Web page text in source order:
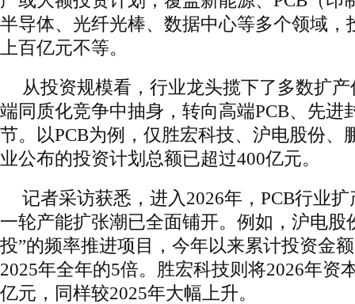
半导体、光纤光棒、数据中心等多个领域，
上百亿元不等。
从投资规模看，行业龙头揽下了多数扩
端同质化竞争中抽身，转向高端PCB、先进
节。以PCB为例，仅胜宏科技、沪电股份、
业公布的投资计划总额已超过400亿元。
记者采访获悉，进入2026年，PCB行业
一轮产能扩张潮已全面铺开。例如，沪电股
投”的频率推进项目，今年以来累计投资金
2025年全年的5倍。胜宏科技则将2026年资
亿元，同样较2025年大幅上升。